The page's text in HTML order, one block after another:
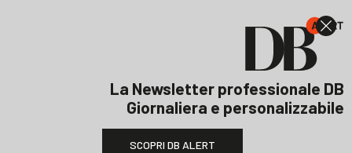
La Newsletter professionale DB
Giornaliera e personalizzabile
SCOPRI DB ALERT